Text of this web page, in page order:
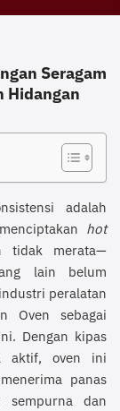
Seragam
Hidangan
adalah
hot
tidak merata—
lain belum
peralatan
Oven sebagai
Dengan kipas
aktif, oven ini
panas
sempurna dan